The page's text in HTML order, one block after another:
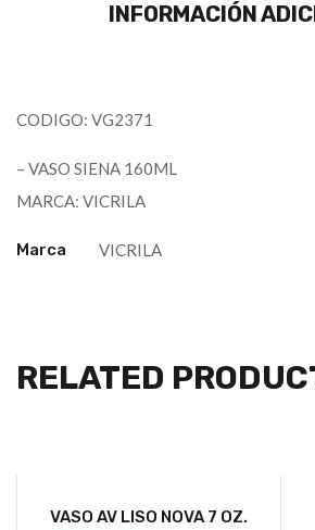
INFORMACIÓN
CODIGO: VG2371
– VASO SIENA 160ML
MARCA: VICRILA
Marca VICRILA
RELATED
VASO AV LISO NOVA 7 OZ.